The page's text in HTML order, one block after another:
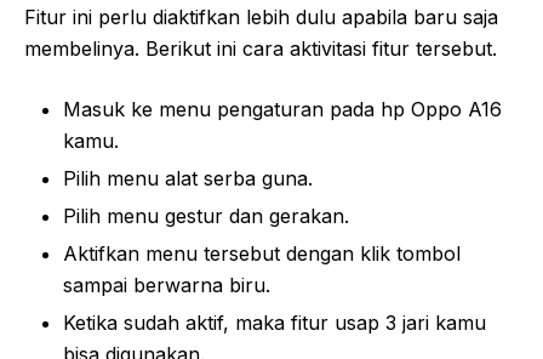
Fitur ini perlu diaktifkan lebih dulu apabila baru saja
membelinya. Berikut ini cara aktivitasi fitur tersebut.
Masuk ke menu pengaturan pada hp Oppo A16
kamu.
Pilih menu alat serba guna.
Pilih menu gestur dan gerakan.
Aktifkan menu tersebut dengan klik tombol
sampai berwarna biru.
Ketika sudah aktif, maka fitur usap 3 jari kamu
bisa digunakan.